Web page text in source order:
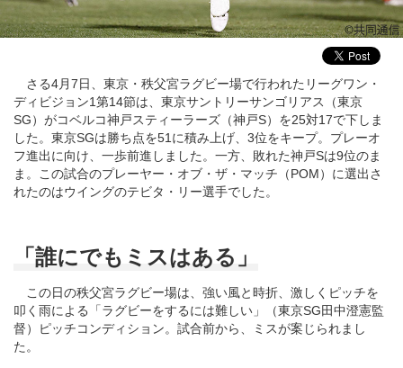
さる4月7日、東京・秩父宮ラグビー場で行われたリーグワン・
ディビジョン1第14節は、東京サントリーサンゴリアス（東京
SG）がコベルコ神戸スティーラーズ（神戸S）を25対17で下しま
した。東京SGは勝ち点を51に積み上げ、3位をキープ。プレーオ
フ進出に向け、一歩前進しました。一方、敗れた神戸Sは9位のま
ま。この試合のプレーヤー・オブ・ザ・マッチ（POM）に選出さ
れたのはウイングのテビタ・リー選手でした。
「誰にでもミスはある」
この日の秩父宮ラグビー場は、強い風と時折、激しくピッチを
叩く雨による「ラグビーをするには難しい」（東京SG田中澄憲監
督）ピッチコンディション。試合前から、ミスが案じられまし
た。